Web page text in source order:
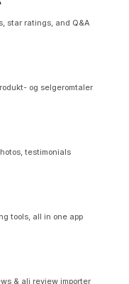
star ratings, and Q&A
og selgeromtaler
testimonials
tools, all in one app
& ali review importer